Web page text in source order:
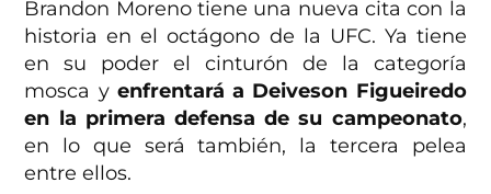
Brandon Moreno tiene una nueva cita con la
historia en el octágono de la UFC. Ya tiene
en su poder el cinturón de la categoría
mosca y enfrentará a Deiveson Figueiredo
en la primera defensa de su campeonato,
en lo que será también, la tercera pelea
entre ellos.